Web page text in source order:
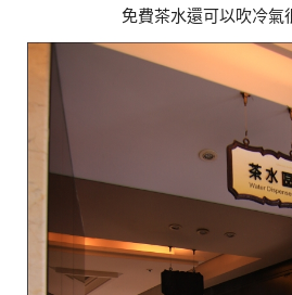
免費茶水還可以吹冷氣